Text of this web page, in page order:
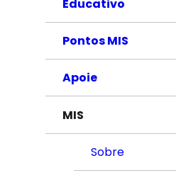
Educativo
Pontos MIS
Apoie
MIS
Sobre